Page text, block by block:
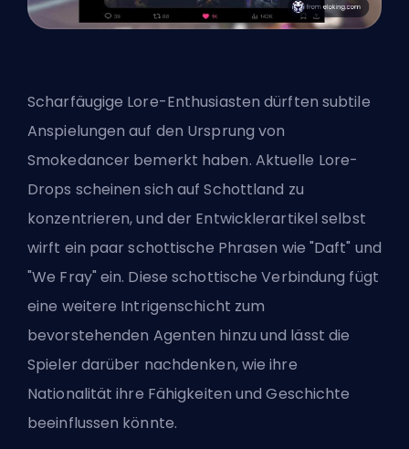
Scharfäugige Lore-Enthusiasten dürften subtile
Anspielungen auf den Ursprung von
Smokedancer bemerkt haben. Aktuelle Lore-
Drops scheinen sich auf Schottland zu
konzentrieren, und der Entwicklerartikel selbst
wirft ein paar schottische Phrasen wie "Daft" und
"We Fray" ein. Diese schottische Verbindung fügt
eine weitere Intrigenschicht zum
bevorstehenden Agenten hinzu und lässt die
Spieler darüber nachdenken, wie ihre
Nationalität ihre Fähigkeiten und Geschichte
beeinflussen könnte.